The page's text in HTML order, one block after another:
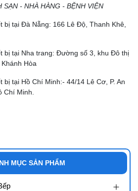
SẠN - NHÀ HÀNG - BỆNH VIỆN
bị tại Đà Nẵng: 166 Lê Độ, Thanh Khê,
bị tại Nha trang: Đường số 3, khu Đô thị
Hòa
bị tại Hồ Chí Minh:- 44/14 Lê Cơ, P. An
Chí Minh.
MỤC SẢN PHẨM